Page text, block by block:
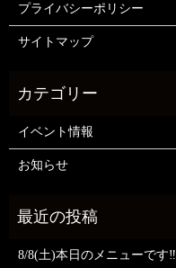
プライバシーポリシー
サイトマップ
イベント情報
お知らせ
8/8(土)本日のメニューです‼️